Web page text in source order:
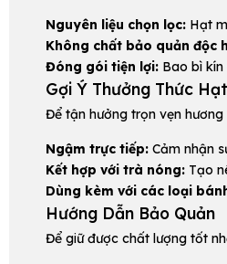
Nguyên liệu chọn lọc: Hạt
Không chất bảo quản độc
Đóng gói tiện lợi: Bao bì
Gợi Ý Thưởng Thức
Để tận hưởng trọn vẹn
Ngậm trực tiếp: Cảm nhận
Kết hợp với trà nóng: Tạo
Dùng kèm với các loại
Hướng Dẫn Bảo Quản
Để giữ được chất lượng tốt